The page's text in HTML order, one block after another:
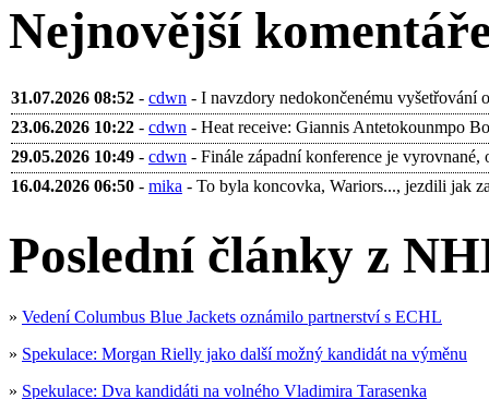
Nejnovější
31.07.2026 08:52 - cdwn - I navzdory nedokončenému vyšetřování
23.06.2026 10:22 - cdwn - Heat receive: Giannis Antetokounmpo
29.05.2026 10:49 - cdwn - Finále západní konference je vyrovnané,
16.04.2026 06:50 - mika - To byla koncovka, Wariors..., jezdili jak
Poslední články z
» Vedení Columbus Blue Jackets oznámilo partnerství s ECHL
» Spekulace: Morgan Rielly jako další možný kandidát na výměnu
» Spekulace: Dva kandidáti na volného Vladimira Tarasenka